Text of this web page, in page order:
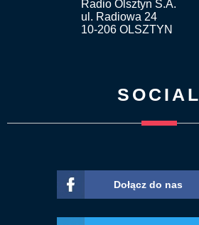
Radio Olsztyn S.A.
ul. Radiowa 24
10-206 OLSZTYN
SOCIAL
Dołącz do nas